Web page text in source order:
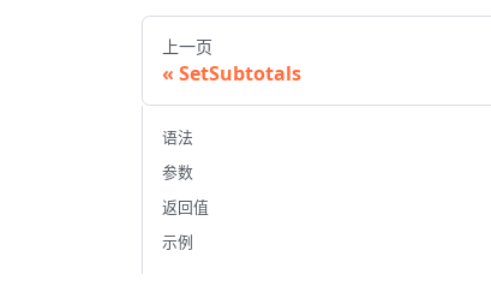
上一页
SetSubtotals
语法
参数
返回值
示例